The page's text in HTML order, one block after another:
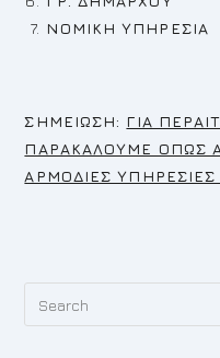
ΝΟΜΙΚΗ ΥΠΗΡΕΣΙΑ
ΣΗΜΕΙΩΣΗ: ΓΙΑ
ΠΑΡΑΚΑΛΟΥΜΕ ΟΠΩΣ
ΑΡΜΟΔΙΕΣ